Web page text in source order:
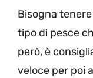
Bisogna
tipo di pesce
però, è
veloce per poi